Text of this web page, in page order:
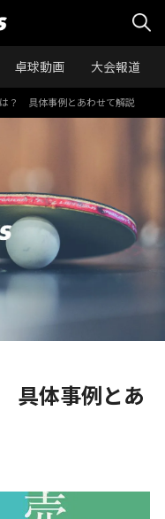
卓球動画 大会報道
は？ 具体事例とあわせて解説
具体事例とあ